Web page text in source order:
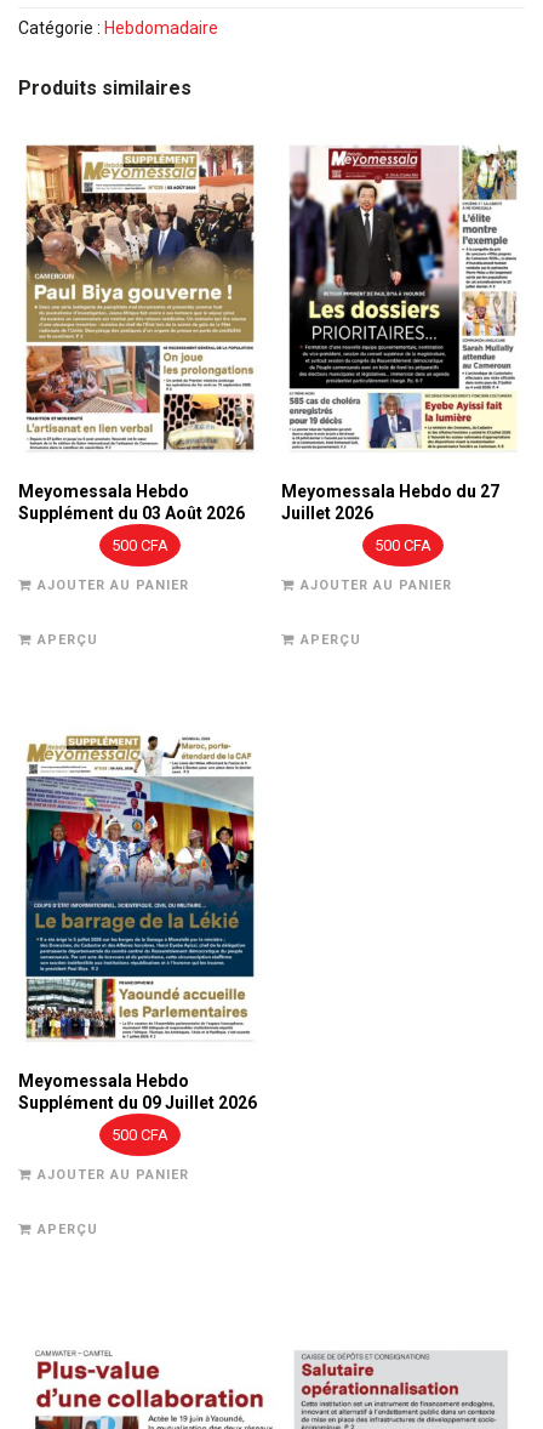
Hebdo
Mars
Catégorie : Hebdomadaire
Produits similaires
Meyomessala Hebdo
Supplément du 03 Août 2026
500 CFA
AJOUTER AU PANIER
APERÇU
Meyomessala Hebdo du 27
Juillet 2026
500CFA
AJOUTER AU PANIER
APERÇU
Meyomessala Hebdo
Supplément du 09 Juillet 2026
500 CFA
AJOUTER AU PANIER
APERÇU